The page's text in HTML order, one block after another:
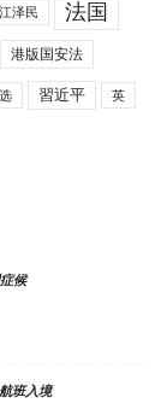
江泽民 法国
港版国安法
習近平 英
候
班入境